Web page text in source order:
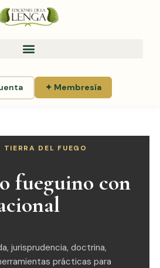
✦ Membresía
DEL FUEGO
fueguino con
jurisprudencia, doctrina,
prácticas para